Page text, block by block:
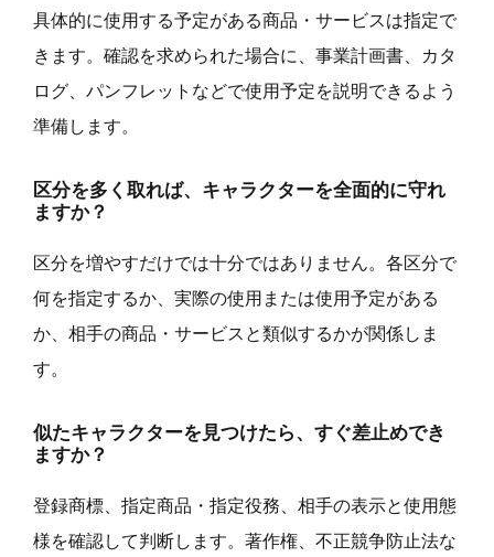
具体的に使用する予定がある商品・サービスは指定で
きます。確認を求められた場合に、事業計画書、カタ
ログ、パンフレットなどで使用予定を説明できるよう
準備します。
区分を多く取れば、キャラクターを全面的に守れ
ますか？
区分を増やすだけでは十分ではありません。各区分で
何を指定するか、実際の使用または使用予定がある
か、相手の商品・サービスと類似するかが関係しま
す。
似たキャラクターを見つけたら、すぐ差止めでき
ますか？
登録商標、指定商品・指定役務、相手の表示と使用態
様を確認して判断します。著作権、不正競争防止法な